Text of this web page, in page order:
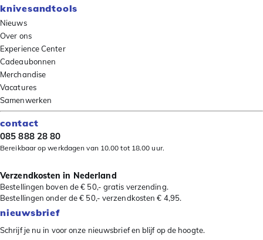
knivesandtools
Nieuws
Over ons
Experience Center
Cadeaubonnen
Merchandise
Vacatures
Samenwerken
contact
085 888 28 80
Bereikbaar op werkdagen van 10.00 tot 18.00 uur.
Verzendkosten in Nederland
Bestellingen boven de € 50,- gratis verzending.
Bestellingen onder de € 50,- verzendkosten € 4,95.
nieuwsbrief
Schrijf je nu in voor onze nieuwsbrief en blijf op de hoogte.